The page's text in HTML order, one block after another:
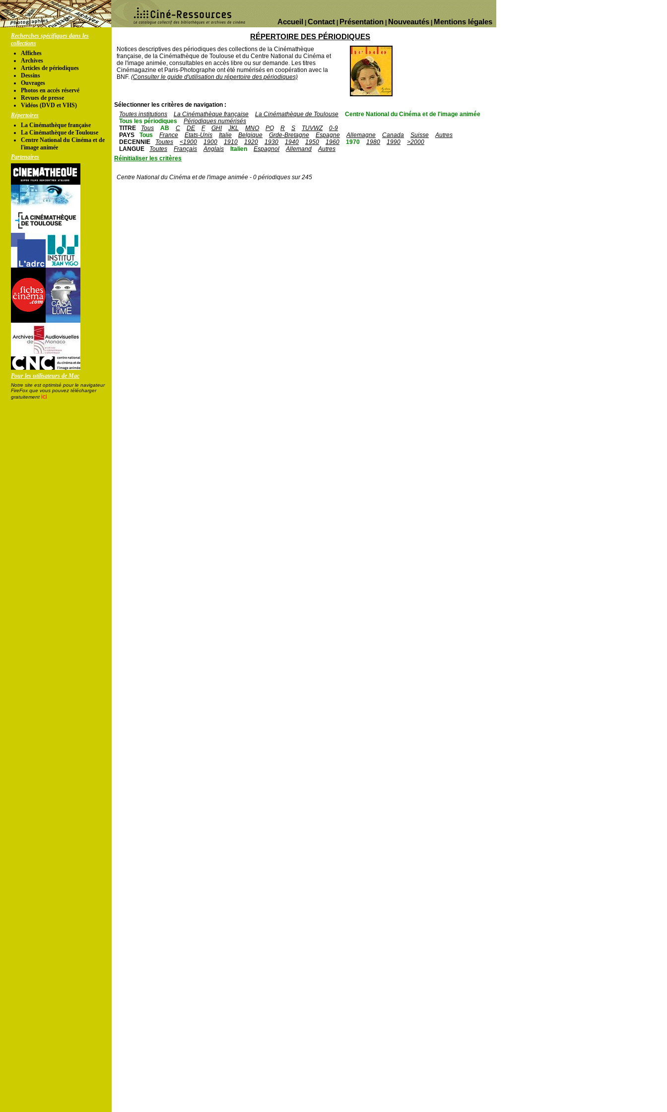
Mentions légales
Nouveautés
Présentation
Contact
Accueil
Recherches spécifiques dans les
collections
Affiches
Archives
Articles de périodiques
Dessins
Ouvrages
Photos en accés réservé
Revues de presse
Vidéos (DVD et VHS)
Répertoires
La Cinémathèque française
La Cinémathèque de Toulouse
Centre National du Cinéma et de
l'image animée
Partenaires
Pour les utilisateurs de Mac
Notre site est optimisé pour le navigateur
FireFox que vous pouvez télécharger
gratuitement ici
RÉPERTOIRE DES PÉRIODIQUES
Notices descriptives des périodiques des collections de la Cinémathèque
française, de la Cinémathèque de Toulouse et du Centre National du Cinéma et
de l'image animée, consultables en accès libre ou sur demande. Les titres
Cinémagazine et Paris-Photographe ont été numérisés en coopération avec la
BNF. (Consulter le guide d'utilisation du répertoire des périodiques)
Sélectionner les critères de navigation :
Toutes institutions
La Cinémathèque française La Cinémathèque de Toulouse
Centre National du Cinéma et de l'image animée
Tous les périodiques
Périodiques numérisés
TITRE
Tous AB C DE F GHI JKL MNO PQ R S TUVWZ
0-9
PAYS
Tous France Etats-Unis Italie Belgique Grde-Bretagne Espagne Allemagne Canada Suisse
Autres
DECENNIE
Toutes <1900 1900 1910 1920 1930 1940 1950 1960 1970 1980 1990
>2000
LANGUE
Toutes Français Anglais Italien Espagnol Allemand
Autres
Réinitialiser les critères
Centre National du Cinéma et de l'image animée - 0 périodiques sur 245